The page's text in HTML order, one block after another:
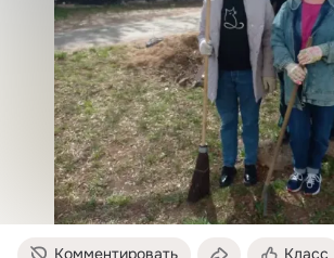
Комментировать Класс